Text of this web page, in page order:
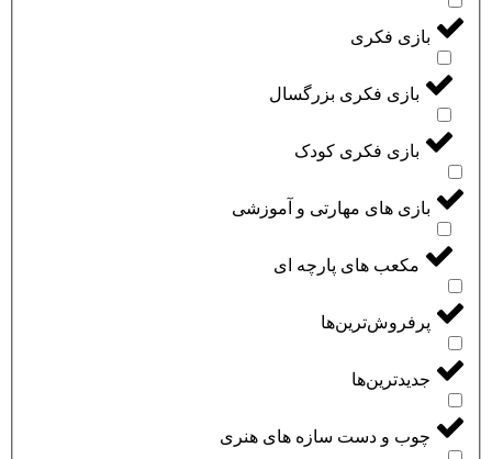
بازی فکری
بازی فکری بزرگسال
بازی فکری کودک
بازی های مهارتی و آموزشی
مکعب های پارچه ای
پرفروش‌ترین‌ها
جدیدترین‌ها
چوب و دست سازه های هنری